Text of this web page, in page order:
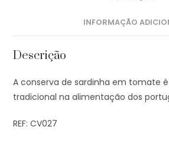
INFORMAÇÃO
Descrição
A conserva de sardinha em tomate
tradicional na alimentação dos
REF: CV027